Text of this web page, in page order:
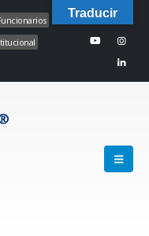
Traducir